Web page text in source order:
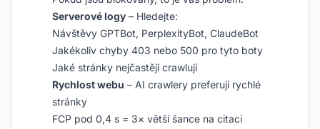
Serverové logy – Hledejte:
Návštěvy GPTBot, PerplexityBot, ClaudeBot
Jakékoliv chyby 403 nebo 500 pro tyto boty
Jaké stránky nejčastěji crawlují
Rychlost webu – AI crawlery preferují rychlé
stránky
FCP pod 0,4 s = 3× větší šance na citaci